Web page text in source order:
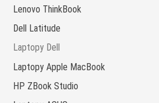
Lenovo ThinkBook
Dell Latitude
Laptopy Dell
Laptopy Apple MacBook
HP ZBook Studio